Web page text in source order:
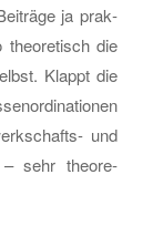
ja prak­
theo­re­tisch die
Klappt die
und
– sehr theo­re­